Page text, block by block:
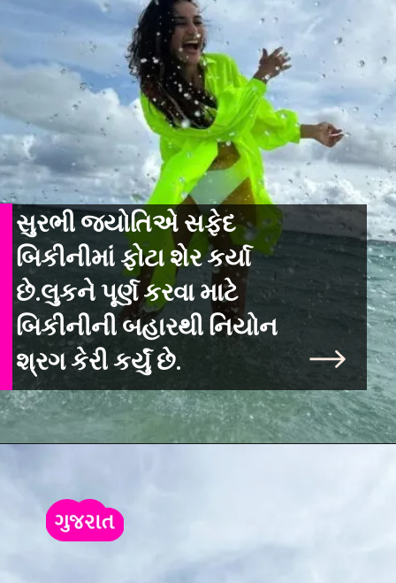
સુરભી જ્યોતિએ સફેદ
બિકીનીમાં ફોટા શેર કર્યા
છે.લુકને પૂર્ણ કરવા માટે
બિકીનીની બહારથી નિયોન